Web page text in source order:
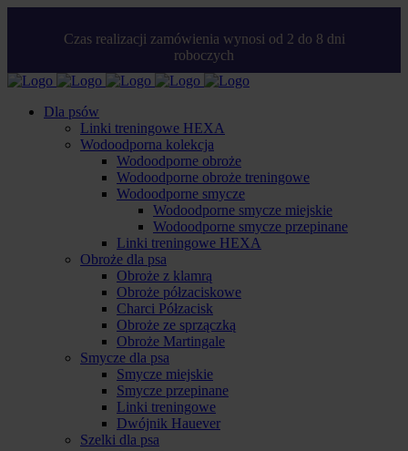
Czas realizacji zamówienia wynosi od 2 do 8 dni
roboczych
Dla psów
Linki treningowe HEXA
Wodoodporna kolekcja
Wodoodporne obroże
Wodoodporne obroże treningowe
Wodoodporne smycze
Wodoodporne smycze miejskie
Wodoodporne smycze przepinane
Linki treningowe HEXA
Obroże dla psa
Obroże z klamrą
Obroże półzaciskowe
Charci Półzacisk
Obroże ze sprzączką
Obroże Martingale
Smycze dla psa
Smycze miejskie
Smycze przepinane
Linki treningowe
Dwójnik Hauever
Szelki dla psa